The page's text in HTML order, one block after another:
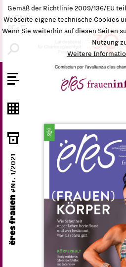
MENÜ
DE - IT
ëres frauen
#Nr. 1/2021
Gemäß der Richtlinie 2009/136/EU
Webseite eigene technische Cookies
Wenn Sie weiterhin auf diesen Seiten
Nutzung
Weitere